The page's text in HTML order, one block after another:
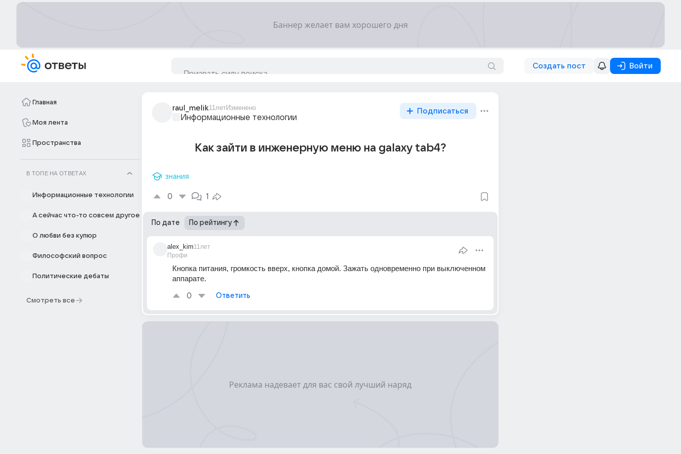
Создать пост Войти
Главная
Моя лента
Пространства
В ТОПЕ НА ОТВЕТАХ
Информационные технологии
А сейчас что-то совсем другое
О любви без купюр
Философский вопрос
Политические дебаты
Смотреть все
raul_melik11летИзменено
Информационные технологии
Подписаться
Как зайти в инженерную меню на galaxy tab4?
знания
0 1
По дате По рейтингу
alex_kim
Профи
11лет
Кнопка питания, громкость вверх, кнопка домой. Зажать одновременно при выключенном
аппарате.
0 Ответить